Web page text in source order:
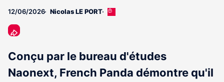
12/06/2026 Nicolas LE PORT
Cet
abonnés
Conçu par le bureau d'études
Naonext, French Panda démontre qu'il